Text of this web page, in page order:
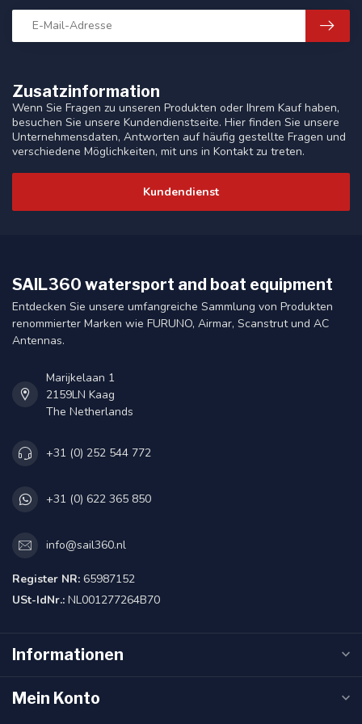
Zusatzinformation
Wenn Sie Fragen zu unseren Produkten oder Ihrem Kauf haben,
besuchen Sie unsere Kundendienstseite. Hier finden Sie unsere
Unternehmensdaten, Antworten auf häufig gestellte Fragen und
verschiedene Möglichkeiten, mit uns in Kontakt zu treten.
Kundendienst
SAIL360 watersport and boat equipment
Entdecken Sie unsere umfangreiche Sammlung von Produkten
renommierter Marken wie FURUNO, Airmar, Scanstrut und AC
Antennas.
Marijkelaan 1
2159LN Kaag
The Netherlands
+31 (0) 252 544 772
+31 (0) 622 365 850
info@sail360.nl
Register NR: 65987152
USt-IdNr.: NL001277264B70
Informationen
Mein Konto